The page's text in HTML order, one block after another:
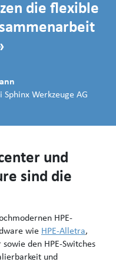
die flexible
Werkzeuge AG
und
sind die
HPE-
wie HPE-Alletra,
sowie den HPE-Switches
und